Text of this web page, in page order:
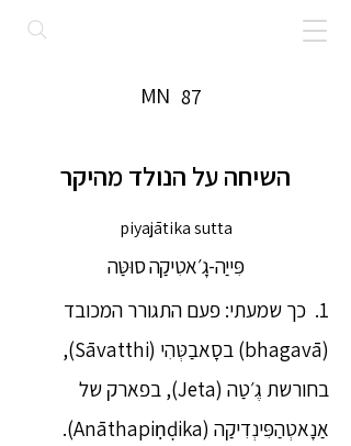
87
MN
השיחה על הנולד מהיקר
piyajātika sutta
פִּייַה-גָ׳אטִיקַה סוּטַּה
1. כך שמעתי: פעם התגורר המכובד
(bhagavā) בסָאבַטְּהִי (Sāvatthi),
בחורשת גֶ׳טַה (Jeta), בפארק של
אַנָאטְהַפִּינְדִיקַה (Anāthapiṇḍika).